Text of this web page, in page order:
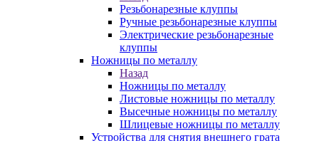
Резьбонарезные клуппы
Ручные резьбонарезные клуппы
Электрические резьбонарезные
клуппы
Ножницы по металлу
Назад
Ножницы по металлу
Листовые ножницы по металлу
Высечные ножницы по металлу
Шлицевые ножницы по металлу
Устройства для снятия внешнего грата